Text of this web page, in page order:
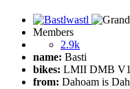
Members
2.9k
name: Basti
bikes: LMII DMB
from: Dahoam is